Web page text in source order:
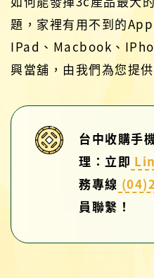
題，家裡有用不到的
IPad、Macbook、
興當舖，由我們為您提
台中收購手
理：立即
務專線
員聯繫！